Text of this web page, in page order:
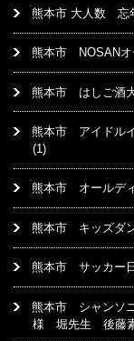
熊本市 大人数 忘
熊本市 NOSANオ
熊本市 はしご酒
熊本市 アイドル
(1)
熊本市 オールデ
熊本市 キッズダ
熊本市 サッカー
熊本市 シャン
様 堀先生 後藤